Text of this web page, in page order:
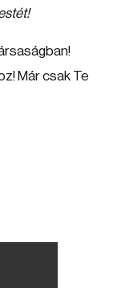
Már csak Te